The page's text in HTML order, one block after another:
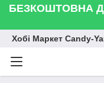
БЕЗКОШТОВНА
Хобі Маркет Candy-